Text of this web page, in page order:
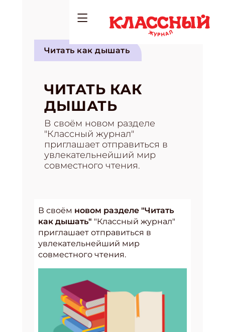
Читать как дышать
ЧИТАТЬ КАК
ДЫШАТЬ
В своём новом разделе
"Классный журнал"
приглашает отправиться в
увлекательнейший мир
совместного чтения.
В своём новом разделе "Читать
как дышать" "Классный журнал"
приглашает отправиться в
увлекательнейший мир
совместного чтения.